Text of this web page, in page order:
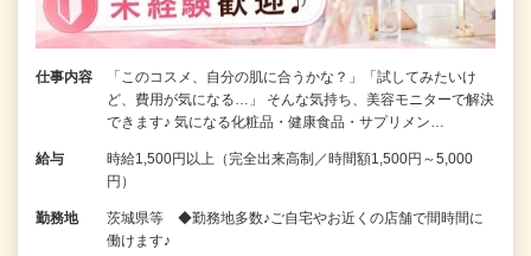
仕事内容
「このコスメ、自分の肌に合うかな？」「試してみたいけ
ど、費用が気になる…」 そんな気持ち、美容モニターで解決
できます♪ 気になる化粧品・健康食品・サプリメン…
給与
時給1,500円以上（完全出来高制／時間額1,500円～5,000
円）
勤務地
茨城県等 ◆勤務地多数♪ご自宅やお近くの店舗で間時間に
働けます♪